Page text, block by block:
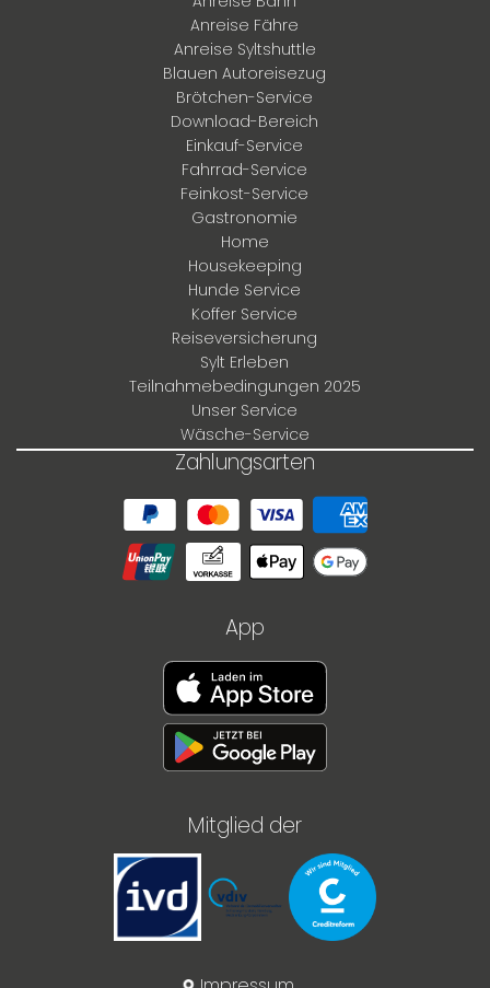
Anreise Fähre
Anreise Syltshuttle
Blauen Autoreisezug
Brötchen-Service
Download-Bereich
Einkauf-Service
Fahrrad-Service
Feinkost-Service
Gastronomie
Home
Housekeeping
Hunde Service
Koffer Service
Reiseversicherung
Sylt Erleben
Teilnahmebedingungen 2025
Unser Service
Wäsche-Service
Zahlungsarten
App
Mitglied der